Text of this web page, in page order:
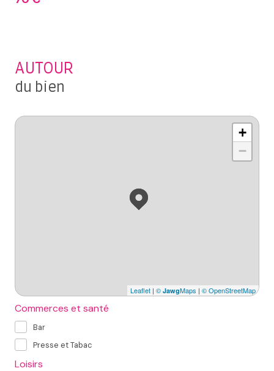
AUTOUR
du bien
+
−
Leaflet | © JawgMaps | © OpenStreetMap
Commerces et santé
Bar
Presse et Tabac
Loisirs